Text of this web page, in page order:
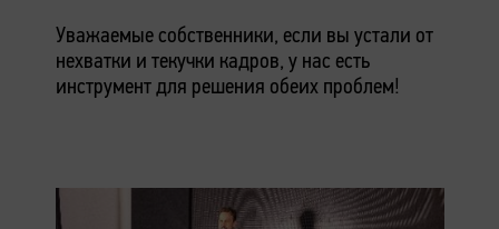
Уважаемые собственники, если вы устали от
нехватки и текучки кадров, у нас есть
инструмент для решения обеих проблем!